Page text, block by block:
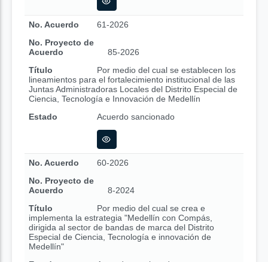
No. Acuerdo
61-2026
No. Proyecto de
Acuerdo
85-2026
Título
Por medio del cual se establecen los
lineamientos para el fortalecimiento institucional de las
Juntas Administradoras Locales del Distrito Especial de
Ciencia, Tecnología e Innovación de Medellín
Estado
Acuerdo sancionado
No. Acuerdo
60-2026
No. Proyecto de
Acuerdo
8-2024
Título
Por medio del cual se crea e
implementa la estrategia "Medellín con Compás,
dirigida al sector de bandas de marca del Distrito
Especial de Ciencia, Tecnología e innovación de
Medellín"